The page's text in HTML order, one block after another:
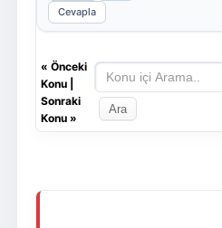
Cevapla
« Önceki
Konu|
Sonraki
Konu»